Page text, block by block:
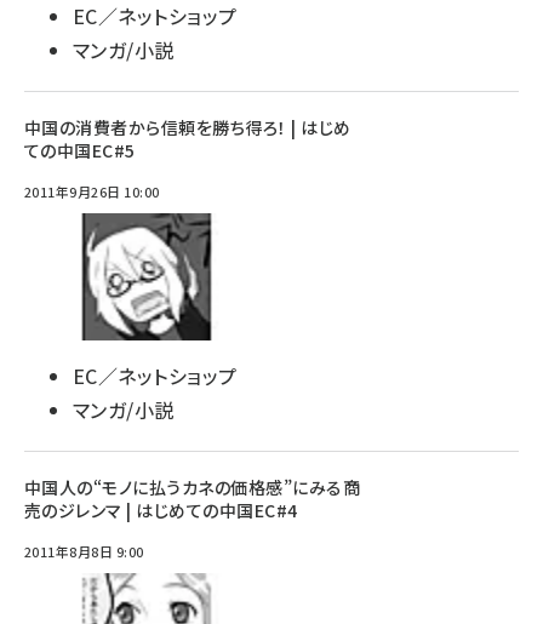
EC／ネットショップ
マンガ/小説
中国の消費者から信頼を勝ち得ろ！ | はじめ
ての中国EC#5
2011年9月26日 10:00
EC／ネットショップ
マンガ/小説
中国人の“モノに払うカネの価格感”にみる商
売のジレンマ | はじめての中国EC#4
2011年8月8日 9:00